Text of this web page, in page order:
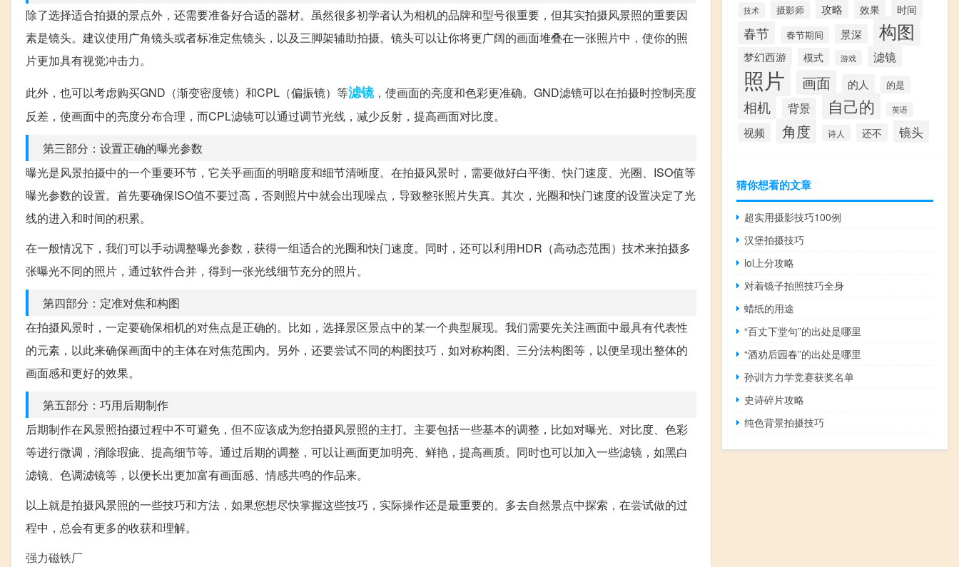
除了选择适合拍摄的景点外，还需要准备好合适的器材。虽然很多初学者认为相机的品牌和型号很重要，但其实拍摄风景照的重要因
素是镜头。建议使用广角镜头或者标准定焦镜头，以及三脚架辅助拍摄。镜头可以让你将更广阔的画面堆叠在一张照片中，使你的照
片更加具有视觉冲击力。
此外，也可以考虑购买GND（渐变密度镜）和CPL（偏振镜）等滤镜，使画面的亮度和色彩更准确。GND滤镜可以在拍摄时控制亮度
反差，使画面中的亮度分布合理，而CPL滤镜可以通过调节光线，减少反射，提高画面对比度。
第三部分：设置正确的曝光参数
曝光是风景拍摄中的一个重要环节，它关乎画面的明暗度和细节清晰度。在拍摄风景时，需要做好白平衡、快门速度、光圈、ISO值等
曝光参数的设置。首先要确保ISO值不要过高，否则照片中就会出现噪点，导致整张照片失真。其次，光圈和快门速度的设置决定了光
线的进入和时间的积累。
在一般情况下，我们可以手动调整曝光参数，获得一组适合的光圈和快门速度。同时，还可以利用HDR（高动态范围）技术来拍摄多
张曝光不同的照片，通过软件合并，得到一张光线细节充分的照片。
第四部分：定准对焦和构图
在拍摄风景时，一定要确保相机的对焦点是正确的。比如，选择景区景点中的某一个典型展现。我们需要先关注画面中最具有代表性
的元素，以此来确保画面中的主体在对焦范围内。另外，还要尝试不同的构图技巧，如对称构图、三分法构图等，以便呈现出整体的
画面感和更好的效果。
第五部分：巧用后期制作
后期制作在风景照拍摄过程中不可避免，但不应该成为您拍摄风景照的主打。主要包括一些基本的调整，比如对曝光、对比度、色彩
等进行微调，消除瑕疵、提高细节等。通过后期的调整，可以让画面更加明亮、鲜艳，提高画质。同时也可以加入一些滤镜，如黑白
滤镜、色调滤镜等，以便长出更加富有画面感、情感共鸣的作品来。
以上就是拍摄风景照的一些技巧和方法，如果您想尽快掌握这些技巧，实际操作还是最重要的。多去自然景点中探索，在尝试做的过
程中，总会有更多的收获和理解。
强力磁铁厂
技术 摄影师 攻略 效果 时间
春节 春节期间 景深 构图
梦幻西游 模式 游戏 滤镜
照片 画面 的人 的是
相机 背景 自己的 英语
视频 角度 诗人 还不 镜头
猜你想看的文章
超实用摄影技巧100例
汉堡拍摄技巧
lol上分攻略
对着镜子拍照技巧全身
蜡纸的用途
“百丈下堂句”的出处是哪里
“酒劝后园春”的出处是哪里
孙训方力学竞赛获奖名单
史诗碎片攻略
纯色背景拍摄技巧